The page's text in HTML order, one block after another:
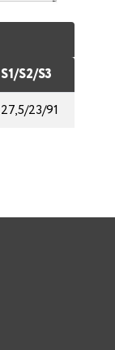
S1/S2/S3
27,5/23/91